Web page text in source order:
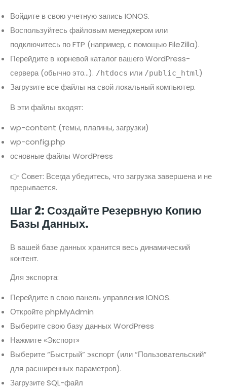
Войдите в свою учетную запись IONOS.
Воспользуйтесь файловым менеджером или
подключитесь по FTP (например, с помощью FileZilla).
Перейдите в корневой каталог вашего WordPress-
сервера (обычно это...). /htdocs или /public_html)
Загрузите все файлы на свой локальный компьютер.
В эти файлы входят:
wp-content (темы, плагины, загрузки)
wp-config.php
основные файлы WordPress
👉 Совет: Всегда убедитесь, что загрузка завершена и не
прерывается.
Шаг 2: Создайте Резервную Копию
Базы Данных.
В вашей базе данных хранится весь динамический
контент.
Для экспорта:
Перейдите в свою панель управления IONOS.
Откройте phpMyAdmin
Выберите свою базу данных WordPress
Нажмите «Экспорт»
Выберите “Быстрый” экспорт (или “Пользовательский”
для расширенных параметров).
Загрузите SQL-файл